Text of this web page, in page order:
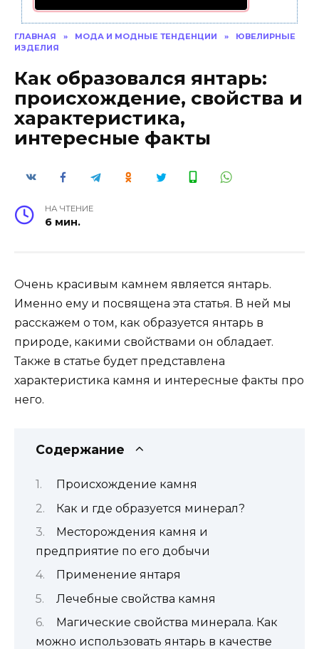
ГЛАВНАЯ » МОДА И МОДНЫЕ ТЕНДЕНЦИИ »
ЮВЕЛИРНЫЕ
ИЗДЕЛИЯ
Как образовался янтарь:
происхождение, свойства и
характеристика,
интересные факты
НА ЧТЕНИЕ
6 мин.
Очень красивым камнем является янтарь.
Именно ему и посвящена эта статья. В ней мы
расскажем о том, как образуется янтарь в
природе, какими свойствами он обладает.
Также в статье будет представлена
характеристика камня и интересные факты про
него.
Содержание
Происхождение камня
Как и где образуется минерал?
Месторождения камня и
предприятие по его добычи
Применение янтаря
Лечебные свойства камня
Магические свойства минерала. Как
можно использовать янтарь в качестве